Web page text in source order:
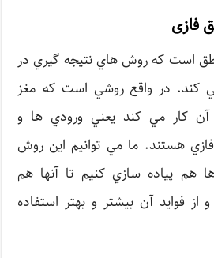
فازی
است كه روش هاي نتيجه گيري در
كند. در واقع روشي است كه مغز
كار مي كند يعني ورودي ها و
هستند. ما مي توانيم اين روش
هم پياده سازي كنيم تا آنها هم
و از فوايد آن بيشتر و بهتر استفاده